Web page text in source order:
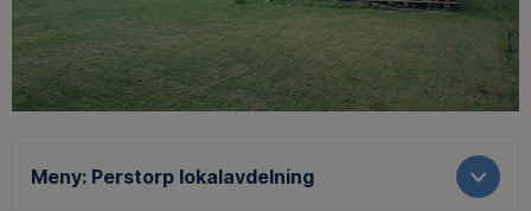
Meny: Perstorp lokalavdelning